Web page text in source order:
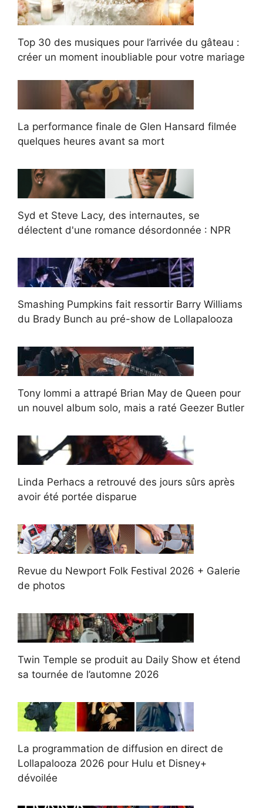
Top 30 des musiques pour l’arrivée du gâteau :
créer un moment inoubliable pour votre mariage
La performance finale de Glen Hansard filmée
quelques heures avant sa mort
Syd et Steve Lacy, des internautes, se
délectent d'une romance désordonnée : NPR
Smashing Pumpkins fait ressortir Barry Williams
du Brady Bunch au pré-show de Lollapalooza
Tony Iommi a attrapé Brian May de Queen pour
un nouvel album solo, mais a raté Geezer Butler
Linda Perhacs a retrouvé des jours sûrs après
avoir été portée disparue
Revue du Newport Folk Festival 2026 + Galerie
de photos
Twin Temple se produit au Daily Show et étend
sa tournée de l’automne 2026
La programmation de diffusion en direct de
Lollapalooza 2026 pour Hulu et Disney+
dévoilée